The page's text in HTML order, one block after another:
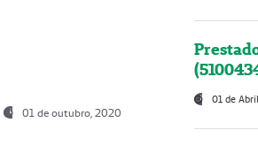
01 de outubro, 2020
01 de